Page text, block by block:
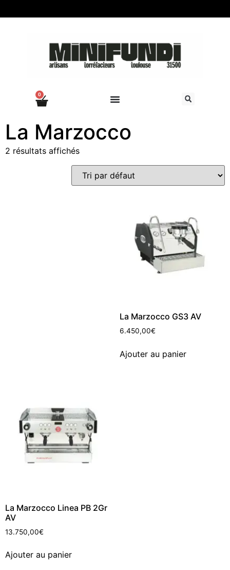
0
La Marzocco
2 résultats affichés
La Marzocco GS3 AV
6.450,00€
Ajouter au panier
La Marzocco Linea PB 2Gr
AV
13.750,00€
Ajouter au panier